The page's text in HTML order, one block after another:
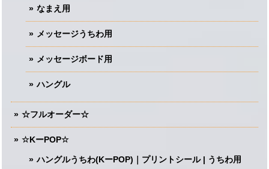
なまえ用
メッセージうちわ用
メッセージボード用
ハングル
☆フルオーダー☆
☆KーPOP☆
ハングルうちわ(KーPOP)｜プリントシール | うちわ用